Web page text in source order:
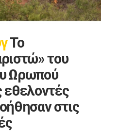
Το
του
Ωρωπού
εθελοντές
στις